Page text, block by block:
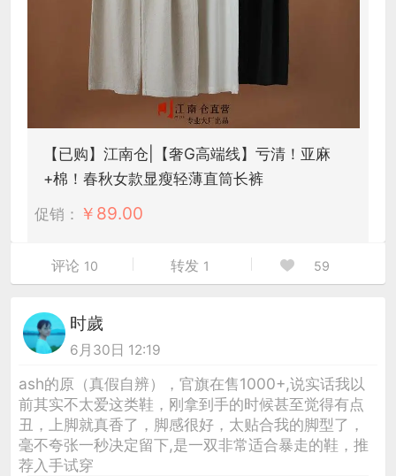
【已购】江南仓|【奢G高端线】亏清！亚麻
+棉！春秋女款显瘦轻薄直筒长裤
促销： ￥ 89.00
评论 10 转发 1 59
时歲
6月30日 12:19
ash的原（真假自辨），官旗在售1000+,说实话我以
前其实不太爱这类鞋，刚拿到手的时候甚至觉得有点
丑，上脚就真香了，脚感很好，太贴合我的脚型了，
毫不夸张一秒决定留下,是一双非常适合暴走的鞋，推
荐入手试穿